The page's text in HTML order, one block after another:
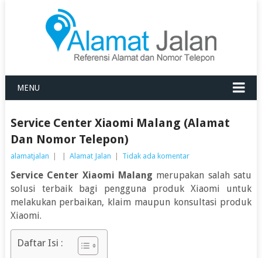
MENU
Service Center Xiaomi Malang (Alamat
Dan Nomor Telepon)
alamatjalan Alamat Jalan Tidak ada komentar
Service Center Xiaomi Malang merupakan salah satu
solusi terbaik bagi pengguna produk Xiaomi untuk
melakukan perbaikan, klaim maupun konsultasi produk
Xiaomi.
Daftar Isi :